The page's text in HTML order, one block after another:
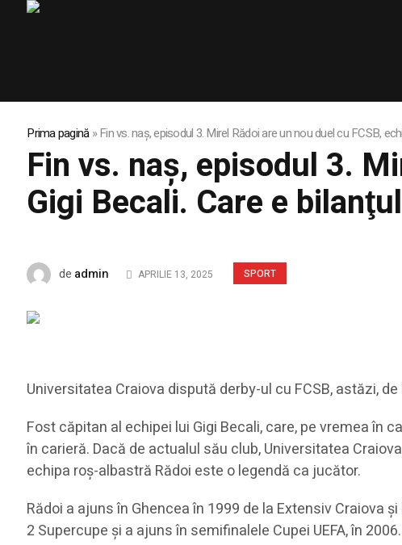
Prima pagină»Fin vs. naş, episodul 3. Mirel Rădoi are un nou duel cu FCSB,
Fin vs. naş, episodul 3.
Gigi Becali. Care e bilanţul
SPORT
de admin APRILIE 13, 2025
Universitatea Craiova dispută derby-ul cu FCSB, astăzi,
Fost căpitan al echipei lui Gigi Becali, care, pe vremea în
în carieră. Dacă de actualul său club, Universitatea
echipa roș-albastră Rădoi este o legendă ca jucător.
Rădoi a ajuns în Ghencea în 1999 de la Extensiv Craiova
2 Supercupe şi a ajuns în semifinalele Cupei UEFA, în 2006.